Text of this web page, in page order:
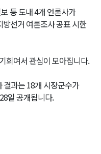
등 도내 4개 언론사가
선거 여론조사 공표 시한
회여서 관심이 모아집니다.
결과는 18개 시장군수가
일 공개됩니다.